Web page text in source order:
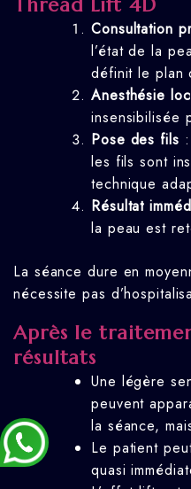
Consultation
l’état de la
définit le plan
Anesthésie
insensibilisée
Pose des fils
les fils sont
technique
Résultat
la peau est
La séance dure en
nécessite pas
Après le
résultats
Une légère
peuvent
la séance,
Le patient
quasi